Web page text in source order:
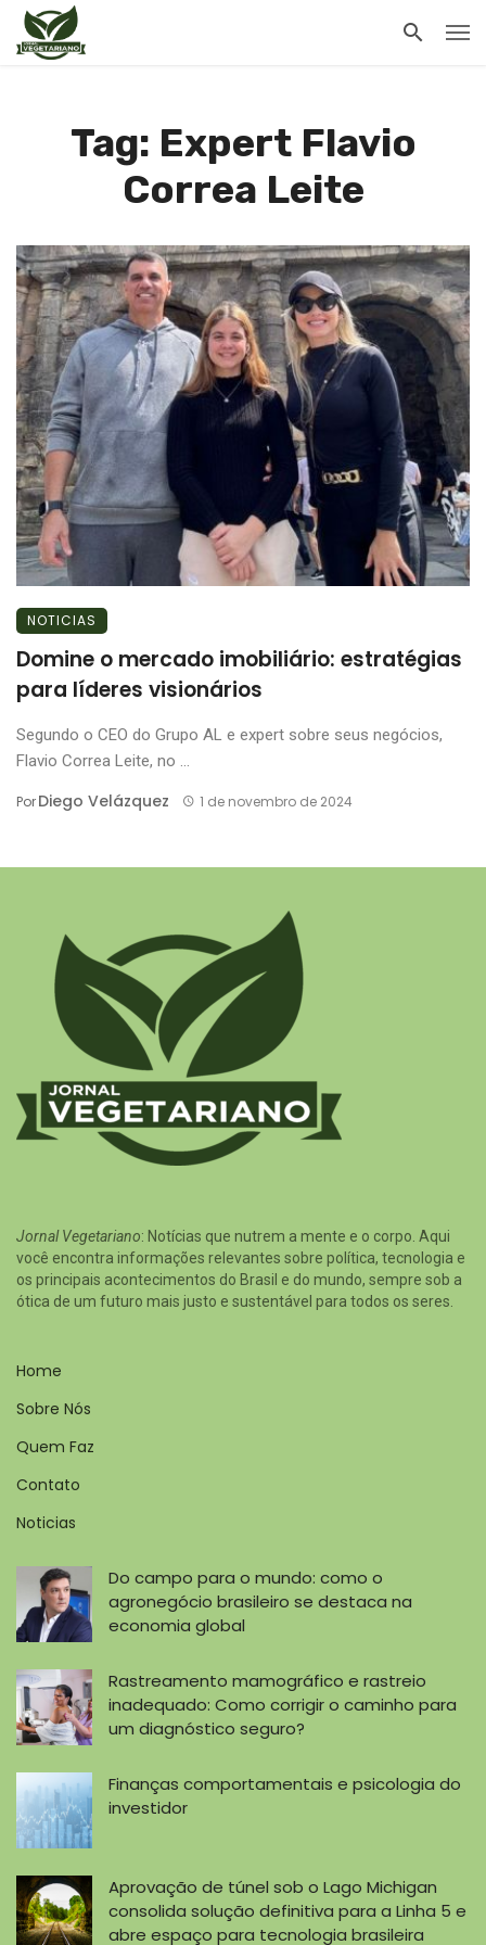
Tag: Expert Flavio
Correa Leite
NOTICIAS
Domine o mercado imobiliário: estratégias
para líderes visionários
Segundo o CEO do Grupo AL e expert sobre seus negócios,
Flavio Correa Leite, no ...
PorDiego Velázquez 1 de novembro de 2024
Jornal Vegetariano: Notícias que nutrem a mente e o corpo. Aqui
você encontra informações relevantes sobre política, tecnologia e
os principais acontecimentos do Brasil e do mundo, sempre sob a
ótica de um futuro mais justo e sustentável para todos os seres.
Home
Sobre Nós
Quem Faz
Contato
Noticias
Do campo para o mundo: como o
agronegócio brasileiro se destaca na
economia global
Rastreamento mamográfico e rastreio
inadequado: Como corrigir o caminho para
um diagnóstico seguro?
Finanças comportamentais e psicologia do
investidor
Aprovação de túnel sob o Lago Michigan
consolida solução definitiva para a Linha 5 e
abre espaço para tecnologia brasileira